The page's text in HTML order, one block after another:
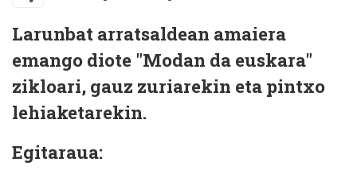
Larunbat arratsaldean amaiera
emango diote "Modan da euskara"
zikloari, gauz zuriarekin eta pintxo
lehiaketarekin.
Egitaraua: